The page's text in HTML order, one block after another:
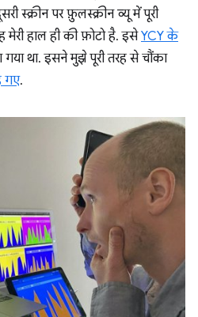
स्क्रीन पर फ़ुलस्क्रीन व्यू में पूरी
हाल ही की फ़ोटो है. इसेYCY के
गया था. इसने मुझे पूरी तरह से चौंका
गए.